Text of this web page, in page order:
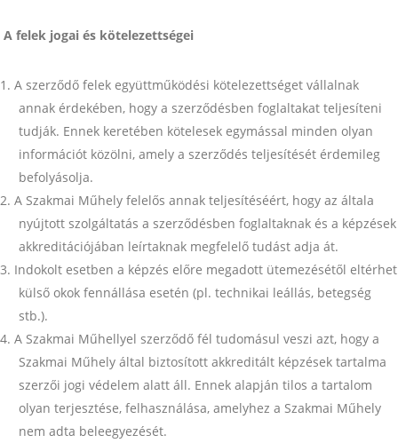
A felek jogai és kötelezettségei
A szerződő felek együttműködési kötelezettséget vállalnak
annak érdekében, hogy a szerződésben foglaltakat teljesíteni
tudják. Ennek keretében kötelesek egymással minden olyan
információt közölni, amely a szerződés teljesítését érdemileg
befolyásolja.
A Szakmai Műhely felelős annak teljesítéséért, hogy az általa
nyújtott szolgáltatás a szerződésben foglaltaknak és a képzések
akkreditációjában leírtaknak megfelelő tudást adja át.
Indokolt esetben a képzés előre megadott ütemezésétől eltérhet
külső okok fennállása esetén (pl. technikai leállás, betegség
stb.).
A Szakmai Műhellyel szerződő fél tudomásul veszi azt, hogy a
Szakmai Műhely által biztosított akkreditált képzések tartalma
szerzői jogi védelem alatt áll. Ennek alapján tilos a tartalom
olyan terjesztése, felhasználása, amelyhez a Szakmai Műhely
nem adta beleegyezését.